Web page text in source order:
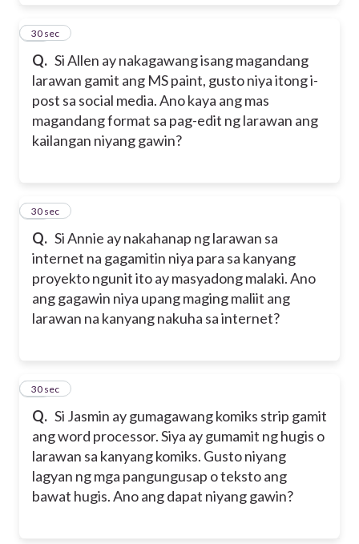
Q. Si Allen ay nakagawang isang magandang
larawan gamit ang MS paint, gusto niya itong i-
post sa social media. Ano kaya ang mas
magandang format sa pag-edit ng larawan ang
kailangan niyang gawin?
23
30 sec
Q. Si Annie ay nakahanap ng larawan sa
internet na gagamitin niya para sa kanyang
proyekto ngunit ito ay masyadong malaki. Ano
ang gagawin niya upang maging maliit ang
larawan na kanyang nakuha sa internet?
24
30 sec
Q. Si Jasmin ay gumagawang komiks strip gamit
ang word processor. Siya ay gumamit ng hugis o
larawan sa kanyang komiks. Gusto niyang
lagyan ng mga pangungusap o teksto ang
bawat hugis. Ano ang dapat niyang gawin?
25
30 sec